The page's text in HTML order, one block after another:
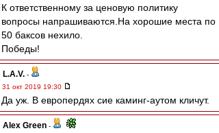
К ответственному за ценовую политику
вопросы напрашиваются.На хорошие места по
50 баксов нехило.
Победы!
L.А.V. -
31 окт 2019 19:30
Да уж. В европердях сие каминг-аутом кличут.
Alex Green -